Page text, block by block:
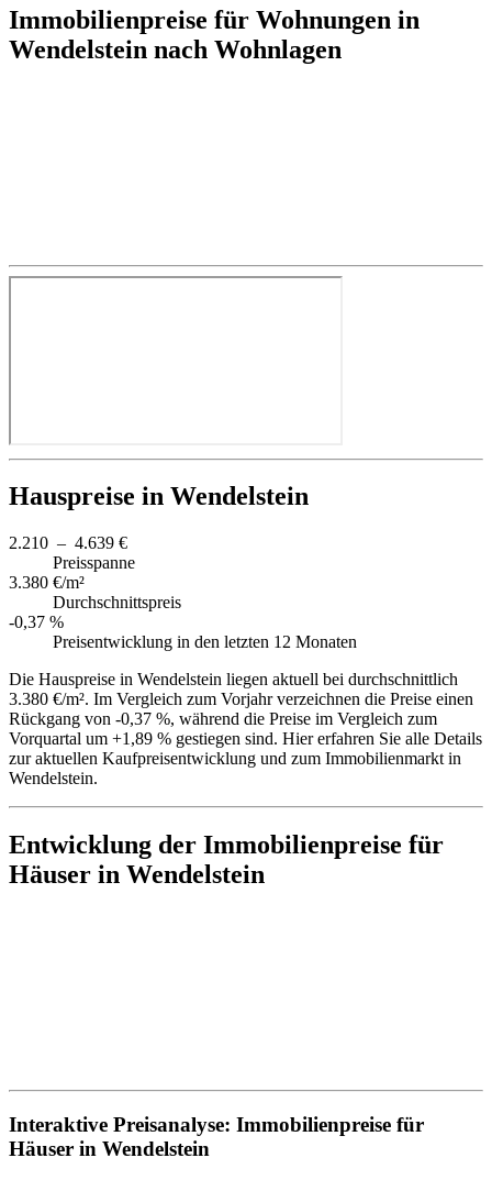
Immobilienpreise für Wohnungen in
Wendelstein nach Wohnlagen
Hauspreise in Wendelstein
2.210 – 4.639 €
Preisspanne
3.380 €/m²
Durchschnittspreis
-0,37 %
Preisentwicklung in den letzten 12 Monaten
Die Hauspreise in Wendelstein liegen aktuell bei durchschnittlich
3.380 €/m². Im Vergleich zum Vorjahr verzeichnen die Preise einen
Rückgang von -0,37 %, während die Preise im Vergleich zum
Vorquartal um +1,89 % gestiegen sind. Hier erfahren Sie alle Details
zur aktuellen Kaufpreisentwicklung und zum Immobilienmarkt in
Wendelstein.
Entwicklung der Immobilienpreise für
Häuser in Wendelstein
Interaktive Preisanalyse: Immobilienpreise für
Häuser in Wendelstein